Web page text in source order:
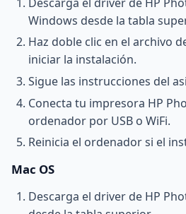
Windows desde la tabla
Haz doble clic en el archivo
iniciar la instalación.
Sigue las instrucciones del
Conecta tu impresora HP
ordenador por USB o WiFi.
Reinicia el ordenador si el
Mac OS
Descarga el driver de HP